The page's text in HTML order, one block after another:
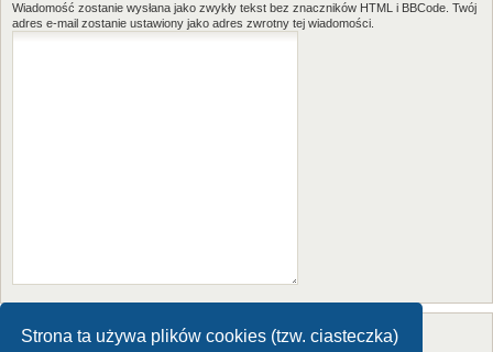
Strona ta używa plików cookies (tzw. ciasteczka)
Wiadomość zostanie wysłana jako zwykły tekst bez znaczników HTML i BBCode. Twój
adres e-mail zostanie ustawiony jako adres zwrotny tej wiadomości.